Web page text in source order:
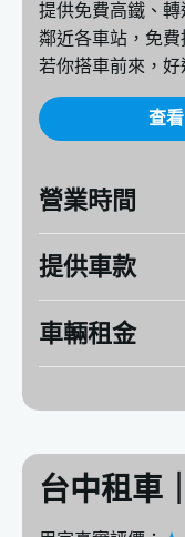
提供免費高鐵、轉
鄰近各車站，免費
若你搭車前來，好
查
營業時間
台中市南屯
提供車款
車輛租金
台中租車｜